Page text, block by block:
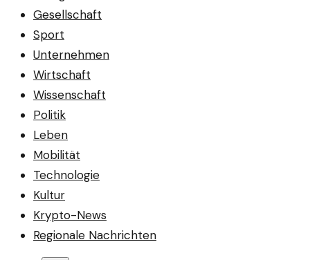
Gesellschaft
Sport
Unternehmen
Wirtschaft
Wissenschaft
Politik
Leben
Mobilität
Technologie
Kultur
Krypto-News
Regionale Nachrichten